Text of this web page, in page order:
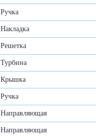
Ручка
Накладка
Решетка
Турбина
Крышка
Ручка
Направляющая
Направляющая